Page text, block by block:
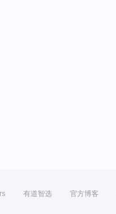
有道智选 官方博客